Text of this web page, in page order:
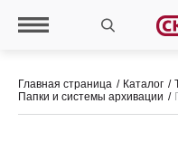
Главная страница Каталог
Папки и системы архивации